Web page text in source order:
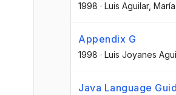
1998 · Luis Aguilar,
Appendix G
1998 · Luis Joyanes
Java Language